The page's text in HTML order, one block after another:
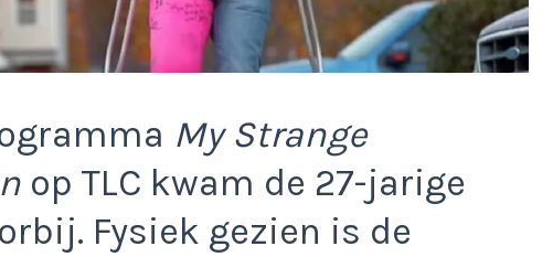
My Strange
op TLC kwam de 27-jarige
Fysiek gezien is de